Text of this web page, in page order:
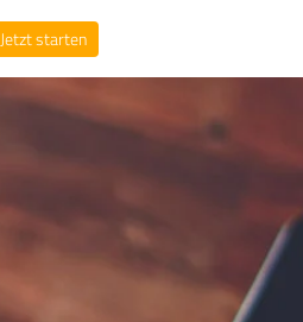
Jetzt starten